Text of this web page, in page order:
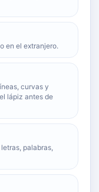
en el extranjero.
curvas y
lápiz antes de
palabras,